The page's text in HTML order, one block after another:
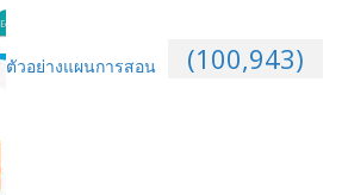
(100,943)
ตัวอย่างแผนการสอน